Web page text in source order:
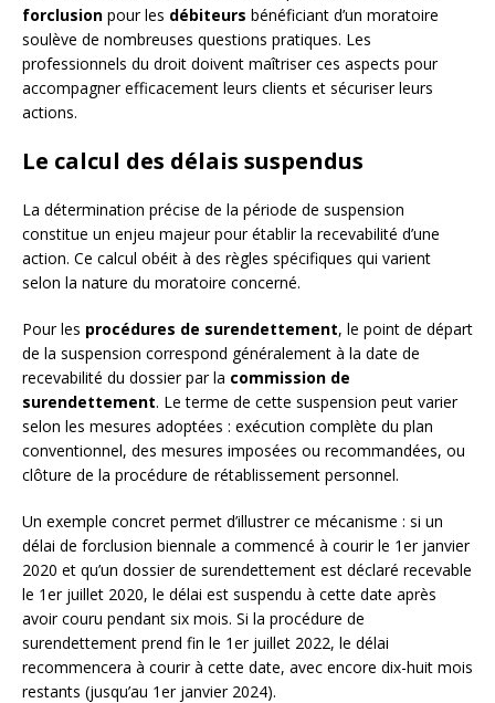
forclusion pour les débiteurs bénéficiant d’un moratoire
soulève de nombreuses questions pratiques. Les
professionnels du droit doivent maîtriser ces aspects pour
accompagner efficacement leurs clients et sécuriser leurs
actions.
Le calcul des délais suspendus
La détermination précise de la période de suspension
constitue un enjeu majeur pour établir la recevabilité d’une
action. Ce calcul obéit à des règles spécifiques qui varient
selon la nature du moratoire concerné.
Pour les procédures de surendettement, le point de départ
de la suspension correspond généralement à la date de
recevabilité du dossier par la commission de
surendettement. Le terme de cette suspension peut varier
selon les mesures adoptées : exécution complète du plan
conventionnel, des mesures imposées ou recommandées, ou
clôture de la procédure de rétablissement personnel.
Un exemple concret permet d’illustrer ce mécanisme : si un
délai de forclusion biennale a commencé à courir le 1er janvier
2020 et qu’un dossier de surendettement est déclaré recevable
le 1er juillet 2020, le délai est suspendu à cette date après
avoir couru pendant six mois. Si la procédure de
surendettement prend fin le 1er juillet 2022, le délai
recommencera à courir à cette date, avec encore dix-huit mois
restants (jusqu’au 1er janvier 2024).